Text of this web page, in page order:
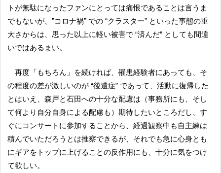
トが無駄になったファンにとっては痛恨であることは言うま
でもないが、”コロナ禍” での “クラスター” といった事態の重
大さからは、思った以上に軽い被害で “済んだ” としても間違
いではあるまい。
再度「もちろん」を続ければ、罹患経験者にあっても、そ
の程度の差が激しいのが “後遺症” であって、活動に復帰した
とはいえ、森戸と石田への十分な配慮は（事務所にも、そし
て何より自分自身による配慮も）期待したいところだし、す
ぐにコンサートに参加することから、経過観察中も自主練は
積んでいただろうとは推察できるが、それでも急に心身とも
にギアをトップに上げることの反作用にも、十分に気をつけ
て欲しい。